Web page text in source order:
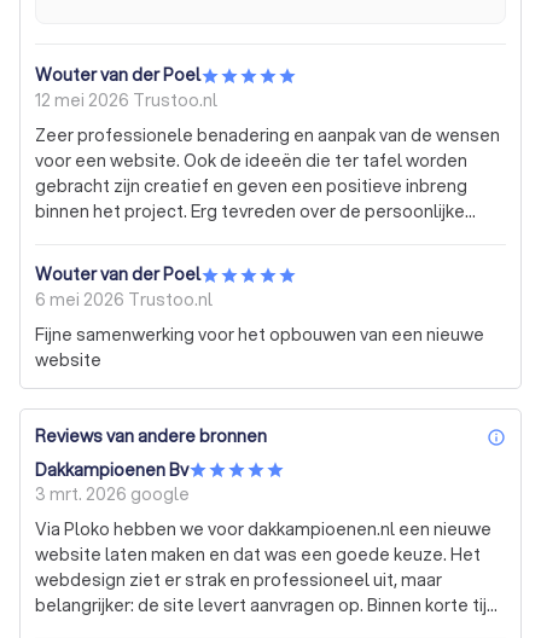
Wouter van der Poel
12 mei 2026 Trustoo.nl
Zeer professionele benadering en aanpak van de wensen
voor een website. Ook de ideeën die ter tafel worden
gebracht zijn creatief en geven een positieve inbreng
binnen het project. Erg tevreden over de persoonlijke
aanrader op het gebied van website ontwwerp en AI!
Wouter van der Poel
6 mei 2026 Trustoo.nl
Fijne samenwerking voor het opbouwen van een nieuwe
website
Reviews van andere bronnen
Dakkampioenen Bv
3 mrt. 2026 google
Via Ploko hebben we voor dakkampioenen.nl een nieuwe
website laten maken en dat was een goede keuze. Het
webdesign ziet er strak en professioneel uit, maar
belangrijker: de site levert aanvragen op. Binnen korte tijd